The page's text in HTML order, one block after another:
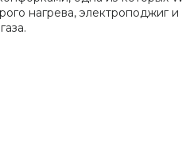
нагрева, электроподжиг